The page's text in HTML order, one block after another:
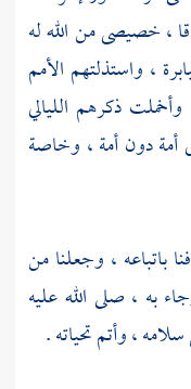
، خصيصى من الله له
، واستذلتهم الأمم
ذكرهم الليالي
أمة دون أمة ، وخاصة
باتباعه ، وجعلنا من
به ، صلى الله عليه
، وأتم تحياته .